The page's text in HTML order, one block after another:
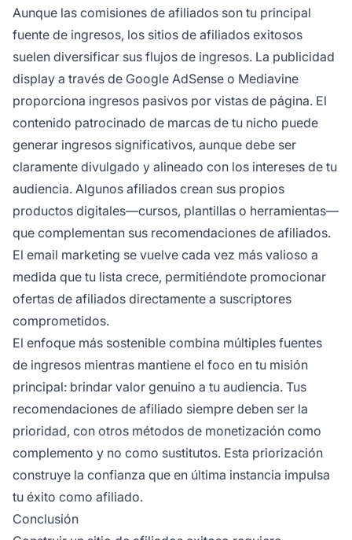
Aunque las comisiones de afiliados son tu principal
fuente de ingresos, los sitios de afiliados exitosos
suelen diversificar sus flujos de ingresos. La publicidad
display a través de Google AdSense o Mediavine
proporciona ingresos pasivos por vistas de página. El
contenido patrocinado de marcas de tu nicho puede
generar ingresos significativos, aunque debe ser
claramente divulgado y alineado con los intereses de tu
audiencia. Algunos afiliados crean sus propios
productos digitales—cursos, plantillas o herramientas—
que complementan sus recomendaciones de afiliados.
El email marketing se vuelve cada vez más valioso a
medida que tu lista crece, permitiéndote promocionar
ofertas de afiliados directamente a suscriptores
comprometidos.
El enfoque más sostenible combina múltiples fuentes
de ingresos mientras mantiene el foco en tu misión
principal: brindar valor genuino a tu audiencia. Tus
recomendaciones de afiliado siempre deben ser la
prioridad, con otros métodos de monetización como
complemento y no como sustitutos. Esta priorización
construye la confianza que en última instancia impulsa
tu éxito como afiliado.
Conclusión